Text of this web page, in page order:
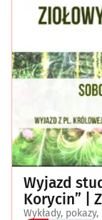
Wyjazd
Korycin” |
Wykłady,